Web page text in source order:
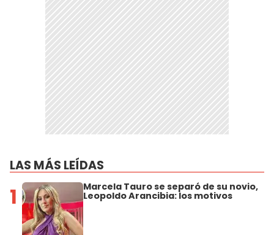
LAS MÁS LEÍDAS
1 Marcela Tauro se separó de su novio,
Leopoldo Arancibia: los motivos